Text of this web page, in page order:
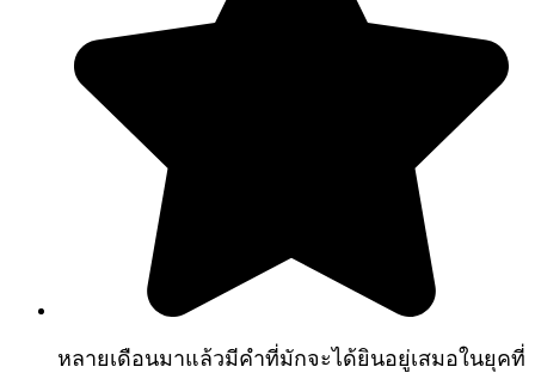
หลายเดือนมาแล้วมีคำที่มักจะได้ยินอยู่เสมอในยุคที่